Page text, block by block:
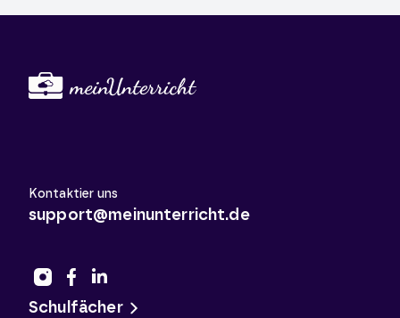
Kontaktier uns
support@meinunterricht.de
Schulfächer